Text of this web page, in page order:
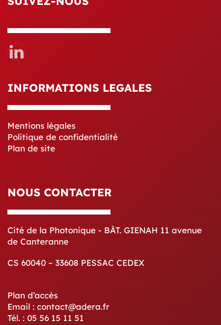
INFORMATIONS LEGALES
Mentions légales
Politique de confidentialité
Plan de site
NOUS CONTACTER
Cité de la Photonique - BÂT. GIENAH 11 avenue
de Canteranne
CS 60040 – 33608 PESSAC CEDEX
Plan d’accès
Email : contact@adera.fr
Tél. : 05 56 15 11 51